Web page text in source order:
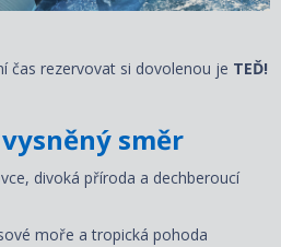
čas rezervovat si dovolenou je TEĎ!
směr
divoká příroda a dechberoucí
moře a tropická pohoda